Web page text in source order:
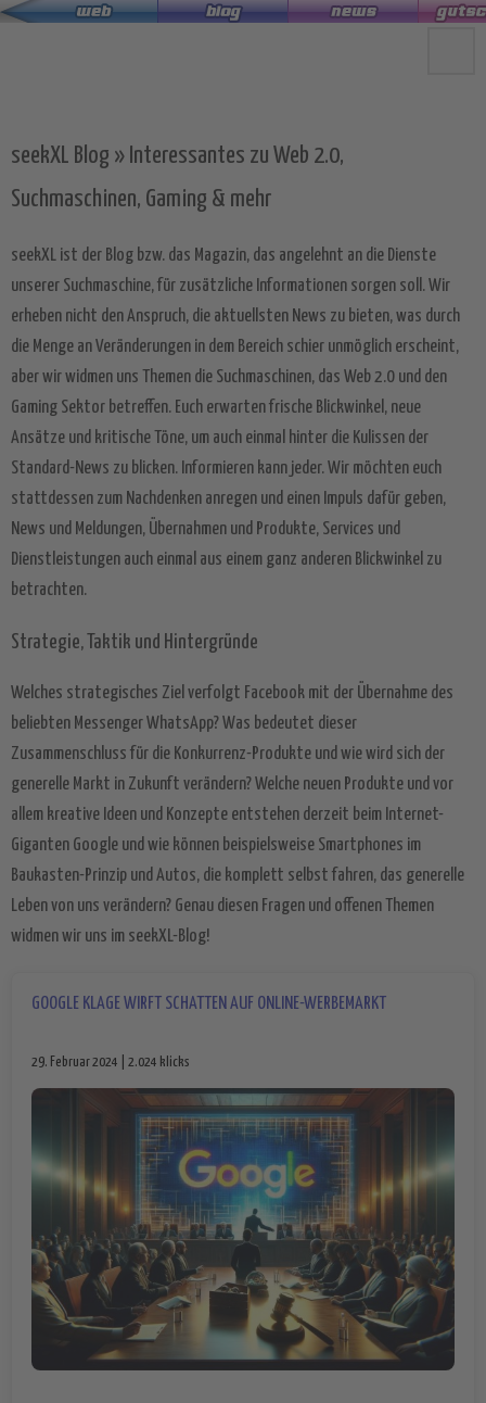
Zum
seekXL Blog » Interessantes zu Web 2.0,
Suchmaschinen, Gaming & mehr
seekXL ist der Blog bzw. das Magazin, das angelehnt an die Dienste
unserer Suchmaschine, für zusätzliche Informationen sorgen soll. Wir
erheben nicht den Anspruch, die aktuellsten News zu bieten, was durch
die Menge an Veränderungen in dem Bereich schier unmöglich erscheint,
aber wir widmen uns Themen die Suchmaschinen, das Web 2.0 und den
Gaming Sektor betreffen. Euch erwarten frische Blickwinkel, neue
Ansätze und kritische Töne, um auch einmal hinter die Kulissen der
Standard-News zu blicken. Informieren kann jeder. Wir möchten euch
stattdessen zum Nachdenken anregen und einen Impuls dafür geben,
News und Meldungen, Übernahmen und Produkte, Services und
Dienstleistungen auch einmal aus einem ganz anderen Blickwinkel zu
betrachten.
Strategie, Taktik und Hintergründe
Welches strategisches Ziel verfolgt Facebook mit der Übernahme des
beliebten Messenger WhatsApp? Was bedeutet dieser
Zusammenschluss für die Konkurrenz-Produkte und wie wird sich der
generelle Markt in Zukunft verändern? Welche neuen Produkte und vor
allem kreative Ideen und Konzepte entstehen derzeit beim Internet-
Giganten Google und wie können beispielsweise Smartphones im
Baukasten-Prinzip und Autos, die komplett selbst fahren, das generelle
Leben von uns verändern? Genau diesen Fragen und offenen Themen
widmen wir uns im seekXL-Blog!
GOOGLE KLAGE WIRFT SCHATTEN AUF ONLINE-WERBEMARKT
29. Februar 2024 | 2.024 klicks